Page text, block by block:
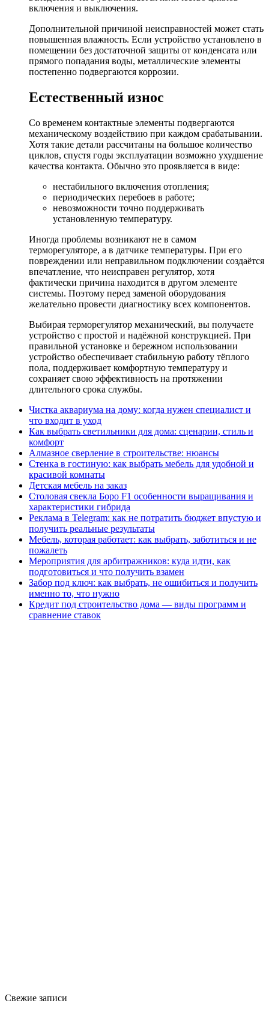
включения и выключения.
Дополнительной причиной неисправностей может стать
повышенная влажность. Если устройство установлено в
помещении без достаточной защиты от конденсата или
прямого попадания воды, металлические элементы
постепенно подвергаются коррозии.
Естественный износ
Со временем контактные элементы подвергаются
механическому воздействию при каждом срабатывании.
Хотя такие детали рассчитаны на большое количество
циклов, спустя годы эксплуатации возможно ухудшение
качества контакта. Обычно это проявляется в виде:
нестабильного включения отопления;
периодических перебоев в работе;
невозможности точно поддерживать
установленную температуру.
Иногда проблемы возникают не в самом
терморегуляторе, а в датчике температуры. При его
повреждении или неправильном подключении создаётся
впечатление, что неисправен регулятор, хотя
фактически причина находится в другом элементе
системы. Поэтому перед заменой оборудования
желательно провести диагностику всех компонентов.
Выбирая терморегулятор механический, вы получаете
устройство с простой и надёжной конструкцией. При
правильной установке и бережном использовании
устройство обеспечивает стабильную работу тёплого
пола, поддерживает комфортную температуру и
сохраняет свою эффективность на протяжении
длительного срока службы.
Чистка аквариума на дому: когда нужен специалист и
что входит в уход
Как выбрать светильники для дома: сценарии, стиль и
комфорт
Алмазное сверление в строительстве: нюансы
Стенка в гостиную: как выбрать мебель для удобной и
красивой комнаты
Детская мебель на заказ
Столовая свекла Боро F1 особенности выращивания и
характеристики гибрида
Реклама в Telegram: как не потратить бюджет впустую и
получить реальные результаты
Мебель, которая работает: как выбрать, заботиться и не
пожалеть
Мероприятия для арбитражников: куда идти, как
подготовиться и что получить взамен
Забор под ключ: как выбрать, не ошибиться и получить
именно то, что нужно
Кредит под строительство дома — виды программ и
сравнение ставок
Свежие записи